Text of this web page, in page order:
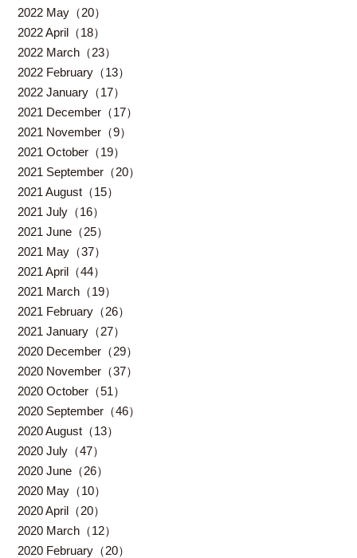
2022 May（20）
2022 April（18）
2022 March（23）
2022 February（13）
2022 January（17）
2021 December（17）
2021 November（9）
2021 October（19）
2021 September（20）
2021 August（15）
2021 July（16）
2021 June（25）
2021 May（37）
2021 April（44）
2021 March（19）
2021 February（26）
2021 January（27）
2020 December（29）
2020 November（37）
2020 October（51）
2020 September（46）
2020 August（13）
2020 July（47）
2020 June（26）
2020 May（10）
2020 April（20）
2020 March（12）
2020 February（20）